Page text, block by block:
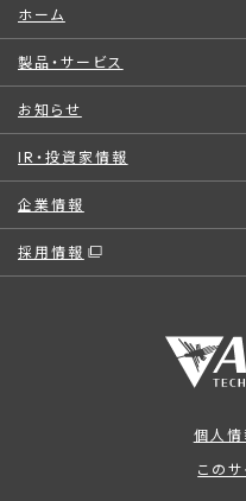
ホーム
製品・サービス
お知らせ
IR・投資家情報
企業情報
採用情報
個人情
この